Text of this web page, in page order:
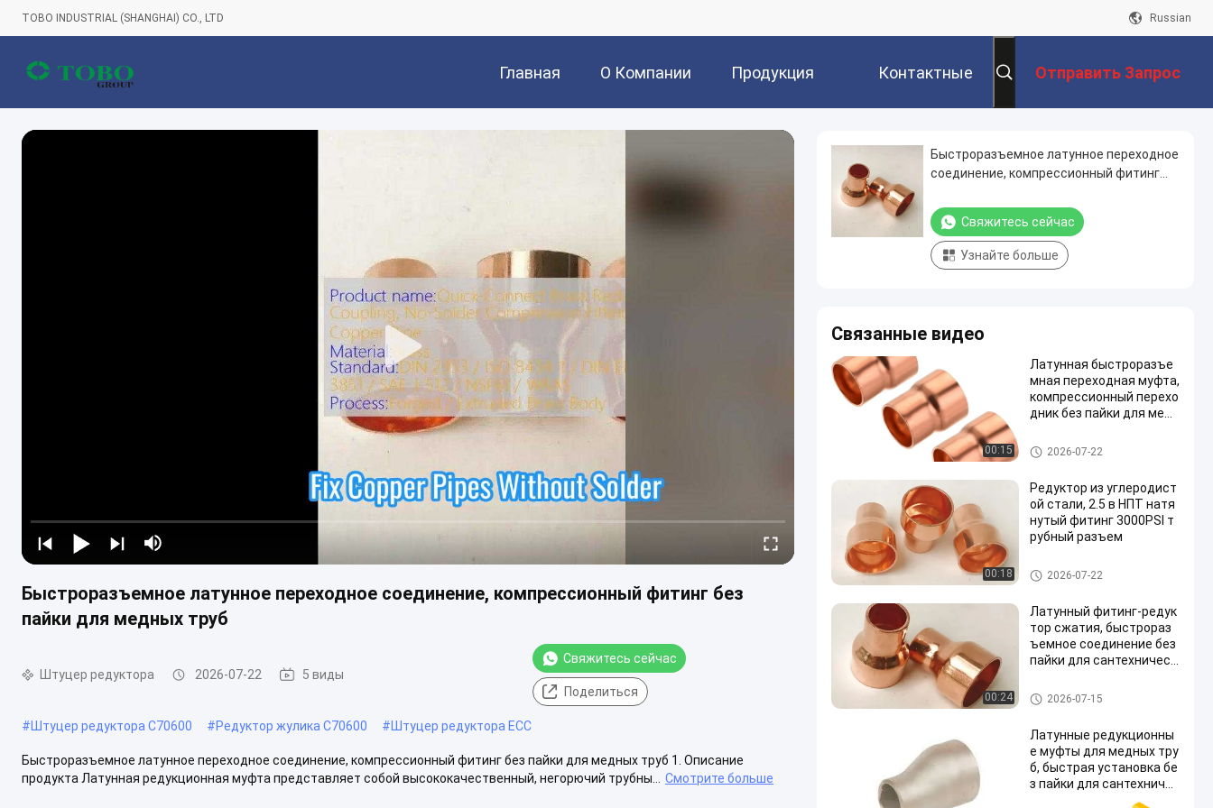
TOBO INDUSTRIAL (SHANGHAI) CO., LTD Russian
Главная О Компании Продукция Контактные
Данные
Отправить Запрос
Быстроразъемное латунное переходное соединение, компрессионный фитинг без
пайки для медных труб
Штуцер редуктора 2026-07-22 5 виды
Свяжитесь сейчас
Поделиться
#Штуцер редуктора C70600 #Редуктор жулика C70600 #Штуцер редуктора ECC
Быстроразъемное латунное переходное соединение, компрессионный фитинг без пайки для медных труб 1. Описание
продукта Латунная редукционная муфта представляет собой высококачественный, негорючий трубны...
Смотрите больше
Быстроразъемное латунное переходное
соединение, компрессионный фитинг
Свяжитесь сейчас
Узнайте больше
Связанные видео
00:15
Латунная быстроразъе
мная переходная муфта,
компрессионный перехо
дник без пайки для медн
Штуцер редуктора
2026-07-22
00:18
Редуктор из углеродист
ой стали, 2.5 в НПТ натя
нутый фитинг 3000PSI т
рубный разъем
Штуцер редуктора
2026-07-22
00:24
Латунный фитинг-редук
тор сжатия, быстрораз
ъемное соединение без
пайки для сантехническ
Штуцер редуктора
2026-07-15
Латунные редукционны
е муфты для медных тру
б, быстрая установка бе
з пайки для сантехничес